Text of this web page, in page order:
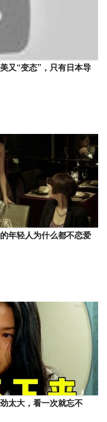
又“变态”，只有日本导
年轻人为什么都不恋爱
太大，看一次就忘不